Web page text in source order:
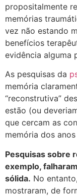
propositalmente
memórias
vez não estando
benefícios
evidência alguma
As pesquisas da
memória
“reconstrutiva”
estão (ou
que cercam as
memória dos
Pesquisas sobre
exemplo,
sólida. No
mostraram, de